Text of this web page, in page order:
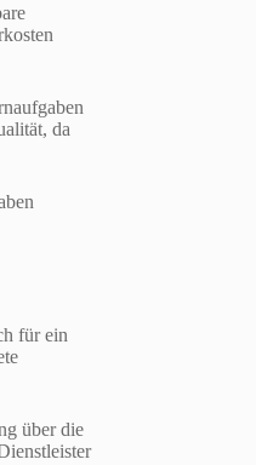
da
für ein
über die